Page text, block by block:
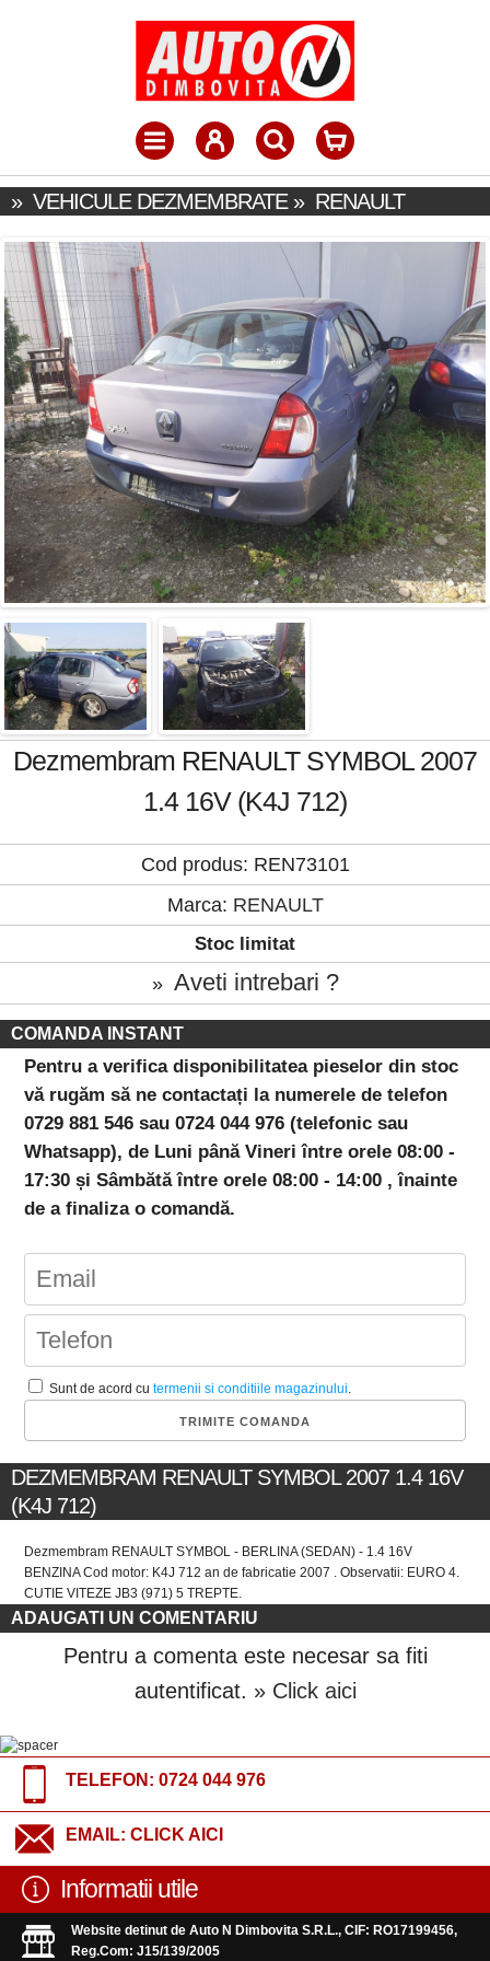
» VEHICULE DEZMEMBRATE» RENAULT
Dezmembram RENAULT SYMBOL 2007
1.4 16V (K4J 712)
Cod produs: REN73101
Marca: RENAULT
Stoc limitat
» Aveti intrebari ?
COMANDA INSTANT
Pentru a verifica disponibilitatea pieselor din stoc
vă rugăm să ne contactați la numerele de telefon
0729 881 546 sau 0724 044 976 (telefonic sau
Whatsapp), de Luni până Vineri între orele 08:00 -
17:30 și Sâmbătă între orele 08:00 - 14:00 , înainte
de a finaliza o comandă.
Sunt de acord cutermenii si conditiile magazinului.
DEZMEMBRAM RENAULT SYMBOL 2007 1.4 16V
(K4J 712)
Dezmembram RENAULT SYMBOL - BERLINA (SEDAN) - 1.4 16V
BENZINA Cod motor: K4J 712 an de fabricatie 2007 . Observatii: EURO 4.
CUTIE VITEZE JB3 (971) 5 TREPTE.
ADAUGATI UN COMENTARIU
Pentru a comenta este necesar sa fiti
autentificat. » Click aici
TELEFON: 0724 044 976
EMAIL: CLICK AICI
Informatii utile
Website detinut de Auto N Dimbovita S.R.L., CIF: RO17199456,
Reg.Com: J15/139/2005